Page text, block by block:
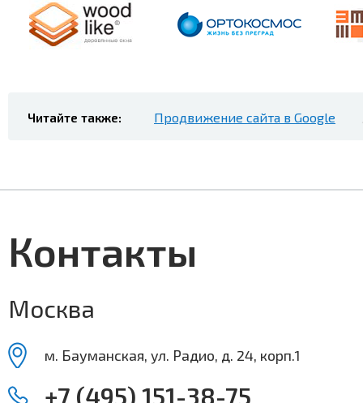
Читайте также: Продвижение сайта в Google
Контакты
Москва
м. Бауманская, ул. Радио, д. 24, корп.1
+7 (495) 151-38-75